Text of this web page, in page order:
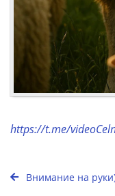
https://t.me/
Внимание на